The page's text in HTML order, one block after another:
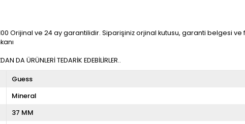
Orijinal ve 24 ay garantilidir. Siparişiniz orjinal kutusu, garanti belgesi
DA ÜRÜNLERİ TEDARİK EDEBİLİRLER..
Guess
Mineral
37 MM